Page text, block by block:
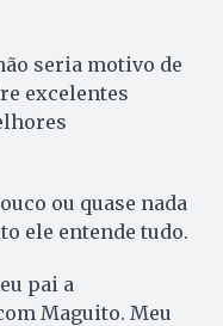
seria motivo de
excelentes
ou quase nada
ele entende tudo.
pai a
Maguito. Meu